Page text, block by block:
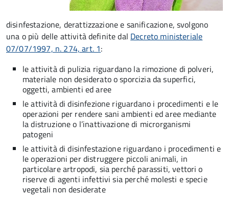
disinfestazione, derattizzazione e sanificazione, svolgono
una o più delle attività definite dal Decreto ministeriale
07/07/1997, n. 274, art. 1:
le attività di pulizia riguardano la rimozione di polveri,
materiale non desiderato o sporcizia da superfici,
oggetti, ambienti ed aree
le attività di disinfezione riguardano i procedimenti e le
operazioni per rendere sani ambienti ed aree mediante
la distruzione o l’inattivazione di microrganismi
patogeni
le attività di disinfestazione riguardano i procedimenti e
le operazioni per distruggere piccoli animali, in
particolare artropodi, sia perché parassiti, vettori o
riserve di agenti infettivi sia perché molesti e specie
vegetali non desiderate